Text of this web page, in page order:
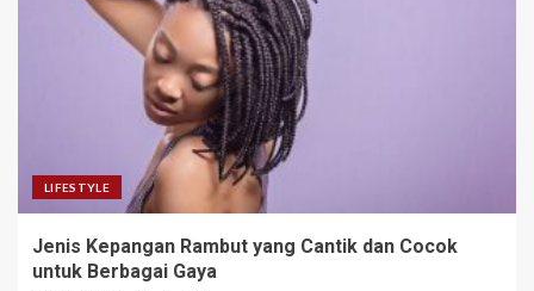
LIFESTYLE
Jenis Kepangan Rambut yang Cantik dan Cocok
untuk Berbagai Gaya